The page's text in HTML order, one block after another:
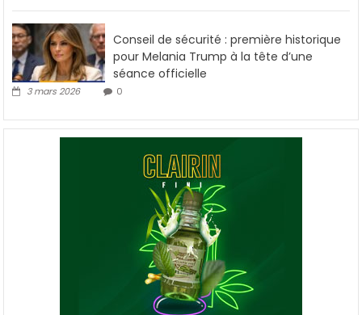
Conseil de sécurité : première historique
pour Melania Trump à la tête d’une
séance officielle
3 mars 2026 0